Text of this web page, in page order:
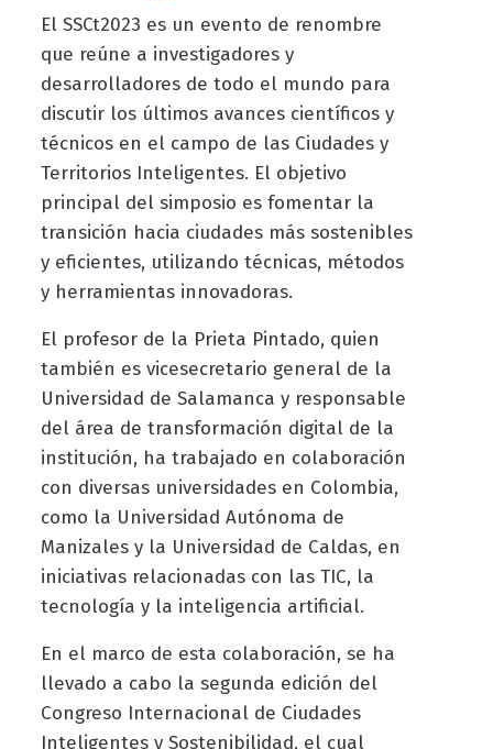
El SSCt2023 es un evento de renombre
que reúne a investigadores y
desarrolladores de todo el mundo para
discutir los últimos avances científicos y
técnicos en el campo de las Ciudades y
Territorios Inteligentes. El objetivo
principal del simposio es fomentar la
transición hacia ciudades más sostenibles
y eficientes, utilizando técnicas, métodos
y herramientas innovadoras.
El profesor de la Prieta Pintado, quien
también es vicesecretario general de la
Universidad de Salamanca y responsable
del área de transformación digital de la
institución, ha trabajado en colaboración
con diversas universidades en Colombia,
como la Universidad Autónoma de
Manizales y la Universidad de Caldas, en
iniciativas relacionadas con las TIC, la
tecnología y la inteligencia artificial.
En el marco de esta colaboración, se ha
llevado a cabo la segunda edición del
Congreso Internacional de Ciudades
Inteligentes y Sostenibilidad, el cual